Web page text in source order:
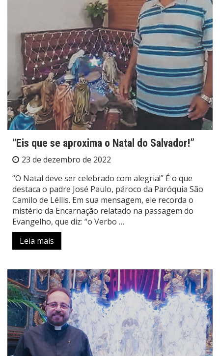
“Eis que se aproxima o Natal do Salvador!”
23 de dezembro de 2022
“O Natal deve ser celebrado com alegria!” É o que
destaca o padre José Paulo, pároco da Paróquia São
Camilo de Léllis. Em sua mensagem, ele recorda o
mistério da Encarnação relatado na passagem do
Evangelho, que diz: “o Verbo …
Leia mais